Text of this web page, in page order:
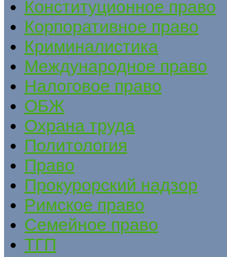
Конституционное право
Корпоративное право
Криминалистика
Международное право
Налоговое право
ОБЖ
Охрана труда
Политология
Право
Прокурорский надзор
Римское право
Семейное право
ТГП